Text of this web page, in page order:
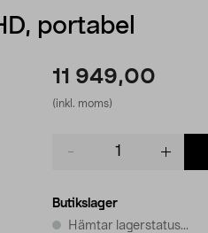
portabel
11 949,00
(inkl. moms)
Butikslager
Hämtar lagerstatus...